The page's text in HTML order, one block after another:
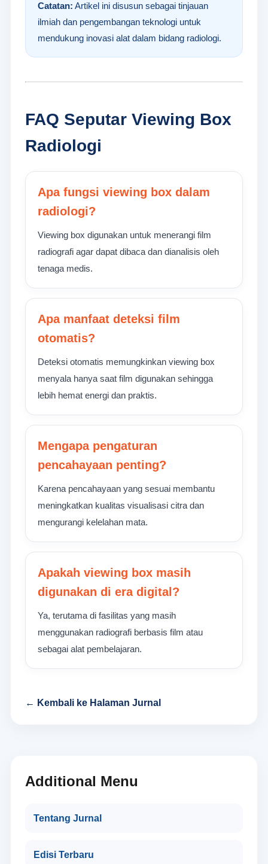
Catatan: Artikel ini disusun sebagai tinjauan
ilmiah dan pengembangan teknologi untuk
mendukung inovasi alat dalam bidang radiologi.
FAQ Seputar Viewing Box
Radiologi
Apa fungsi viewing box dalam
radiologi?
Viewing box digunakan untuk menerangi film
radiografi agar dapat dibaca dan dianalisis oleh
tenaga medis.
Apa manfaat deteksi film
otomatis?
Deteksi otomatis memungkinkan viewing box
menyala hanya saat film digunakan sehingga
lebih hemat energi dan praktis.
Mengapa pengaturan
pencahayaan penting?
Karena pencahayaan yang sesuai membantu
meningkatkan kualitas visualisasi citra dan
mengurangi kelelahan mata.
Apakah viewing box masih
digunakan di era digital?
Ya, terutama di fasilitas yang masih
menggunakan radiografi berbasis film atau
sebagai alat pembelajaran.
← Kembali ke Halaman Jurnal
Additional Menu
Tentang Jurnal
Edisi Terbaru